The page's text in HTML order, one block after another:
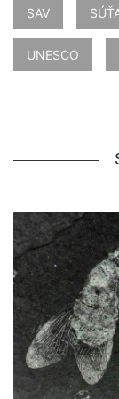
SAV
UNESCO